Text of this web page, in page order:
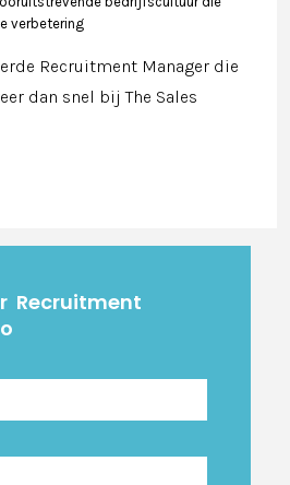
verbetering
Recruitment Manager die
dan snel bij The Sales
Recruitment